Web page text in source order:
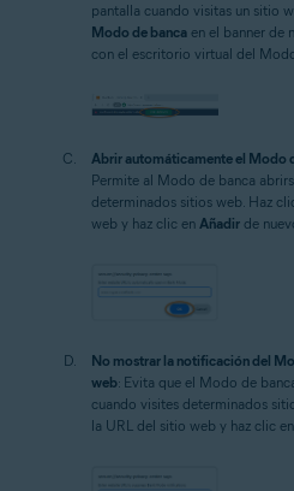
pantalla cuando visitas un sitio
Modo de banca en el banner de
con el escritorio virtual del
Abrir automáticamente el Modo
Permite al Modo de banca
determinados sitios web. Haz
web y haz clic en Añadir de
No mostrar la notificación del
web: Evita que el Modo de
cuando visites determinados
la URL del sitio web y haz clic en